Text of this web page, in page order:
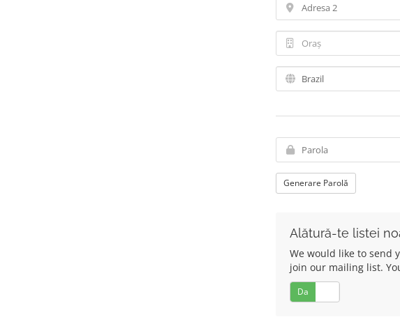
Generare Parolă
Alătură-te listei
We would like to send
join our mailing list.
Da